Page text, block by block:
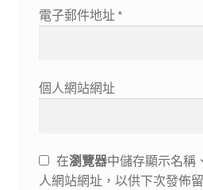
電子郵件地址 *
個人網站網址
在瀏覽器中儲存顯示名稱
人網站網址，以供下次發佈